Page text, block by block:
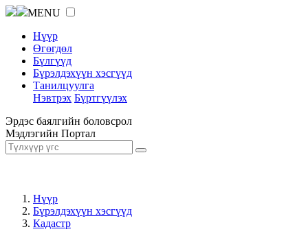
MENU
Нүүр
Өгөгдөл
Бүлгүүд
Бүрэлдэхүүн хэсгүүд
Танилцуулга
Нэвтрэх Бүртгүүлэх
Эрдэс баялгийн боловсрол
Мэдлэгийн Портал
Нүүр
Бүрэлдэхүүн хэсгүүд
Кадастр